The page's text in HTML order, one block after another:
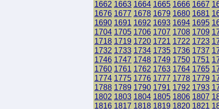
1662 1663 1664 1665 1666 1667
1676 1677 1678 1679 1680 1681
1690 1691 1692 1693 1694 1695
1704 1705 1706 1707 1708 1709
1718 1719 1720 1721 1722 1723
1732 1733 1734 1735 1736 1737
1746 1747 1748 1749 1750 1751
1760 1761 1762 1763 1764 1765
1774 1775 1776 1777 1778 1779
1788 1789 1790 1791 1792 1793
1802 1803 1804 1805 1806 1807
1816 1817 1818 1819 1820 1821